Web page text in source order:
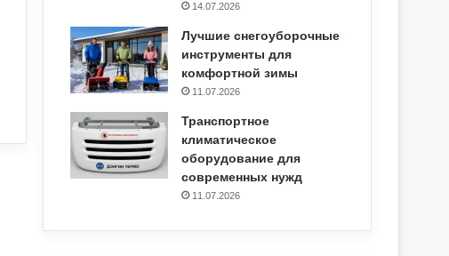
14.07.2026
Лучшие снегоуборочные
инструменты для
комфортной зимы
11.07.2026
Транспортное
климатическое
оборудование для
современных нужд
11.07.2026